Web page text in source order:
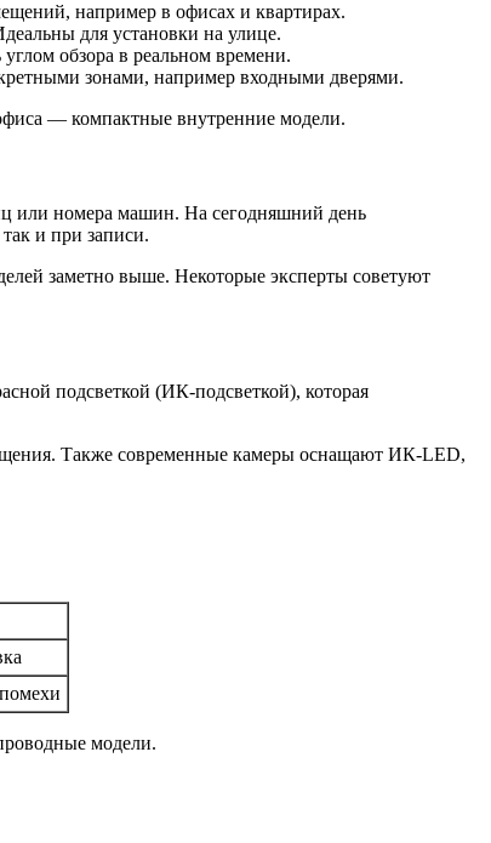
например в офисах и квартирах.
для установки на улице.
обзора в реальном времени.
зонами, например входными дверями.
— компактные внутренние модели.
или номера машин. На сегодняшний день
и при записи.
заметно выше. Некоторые эксперты советуют
подсветкой (ИК-подсветкой), которая
Также современные камеры оснащают ИК-LED,
модели.